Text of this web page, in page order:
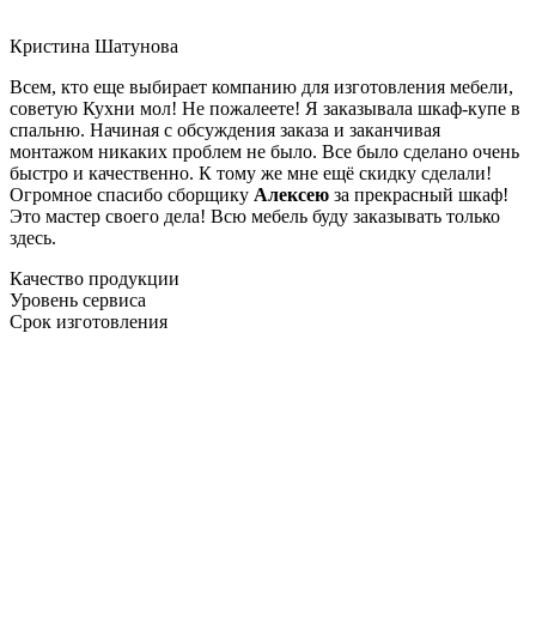
Кристина Шатунова
Всем, кто еще выбирает компанию для изготовления мебели,
советую Кухни мол! Не пожалеете! Я заказывала шкаф-купе в
спальню. Начиная с обсуждения заказа и заканчивая
монтажом никаких проблем не было. Все было сделано очень
быстро и качественно. К тому же мне ещё скидку сделали!
Огромное спасибо сборщику Алексею за прекрасный шкаф!
Это мастер своего дела! Всю мебель буду заказывать только
здесь.
Качество продукции
Уровень сервиса
Срок изготовления